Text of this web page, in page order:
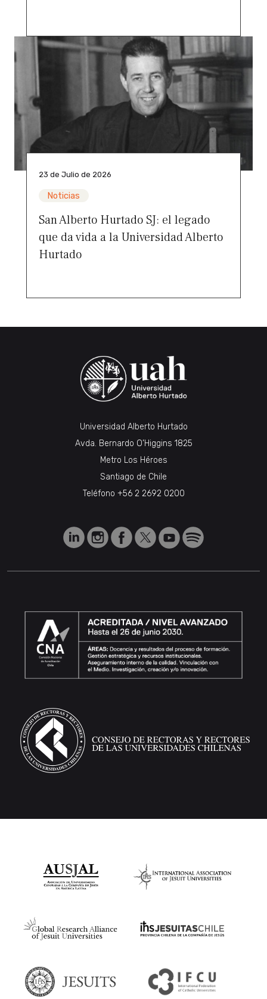
23 de Julio de 2026
Noticias
San Alberto Hurtado SJ: el legado
que da vida a la Universidad Alberto
Hurtado
Universidad Alberto Hurtado
Avda. Bernardo O’Higgins 1825
Metro Los Héroes
Santiago de Chile
Teléfono +56 2 2692 0200